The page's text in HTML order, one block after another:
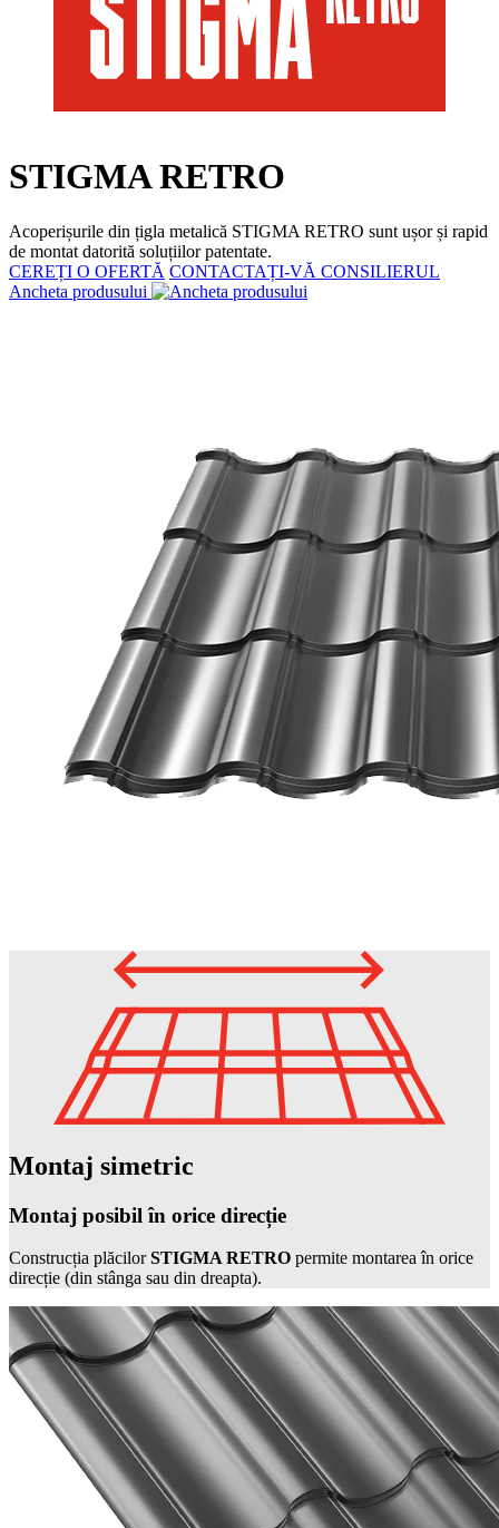
STIGMA RETRO
Acoperișurile din țigla metalică STIGMA RETRO sunt ușor și rapid
de montat datorită soluțiilor patentate.
CEREȚI O OFERTĂ CONTACTAȚI-VĂ CONSILIERUL
Ancheta produsului
Montaj simetric
Montaj posibil în orice direcție
Construcția plăcilorSTIGMA RETRO permite montarea în orice
direcție (din stânga sau din dreapta).